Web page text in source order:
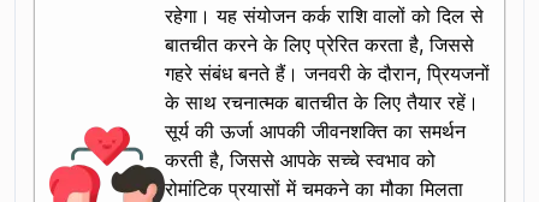
रहेगा। यह संयोजन कर्क राशि वालों को दिल से
बातचीत करने के लिए प्रेरित करता है, जिससे
गहरे संबंध बनते हैं। जनवरी के दौरान, प्रियजनों
के साथ रचनात्मक बातचीत के लिए तैयार रहें।
सूर्य की ऊर्जा आपकी जीवनशक्ति का समर्थन
करती है, जिससे आपके सच्चे स्वभाव को
रोमांटिक प्रयासों में चमकने का मौका मिलता